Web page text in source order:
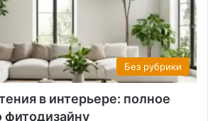
Без рубрики
в интерьере: полное
фитодизайну